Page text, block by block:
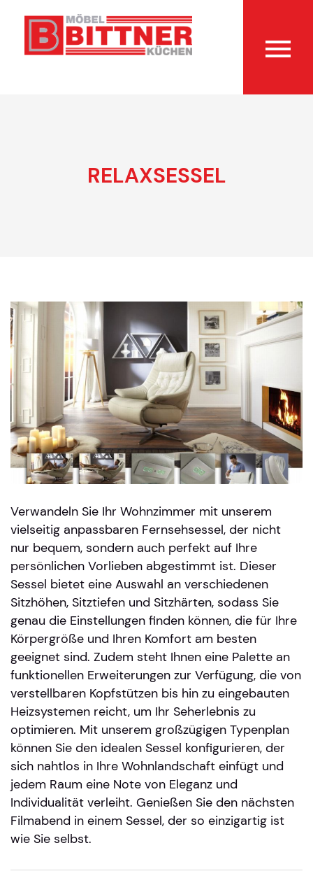
RELAXSESSEL
Verwandeln Sie Ihr Wohnzimmer mit unserem
vielseitig anpassbaren Fernsehsessel, der nicht
nur bequem, sondern auch perfekt auf Ihre
persönlichen Vorlieben abgestimmt ist. Dieser
Sessel bietet eine Auswahl an verschiedenen
Sitzhöhen, Sitztiefen und Sitzhärten, sodass Sie
genau die Einstellungen finden können, die für Ihre
Körpergröße und Ihren Komfort am besten
geeignet sind. Zudem steht Ihnen eine Palette an
funktionellen Erweiterungen zur Verfügung, die von
verstellbaren Kopfstützen bis hin zu eingebauten
Heizsystemen reicht, um Ihr Seherlebnis zu
optimieren. Mit unserem großzügigen Typenplan
können Sie den idealen Sessel konfigurieren, der
sich nahtlos in Ihre Wohnlandschaft einfügt und
jedem Raum eine Note von Eleganz und
Individualität verleiht. Genießen Sie den nächsten
Filmabend in einem Sessel, der so einzigartig ist
wie Sie selbst.